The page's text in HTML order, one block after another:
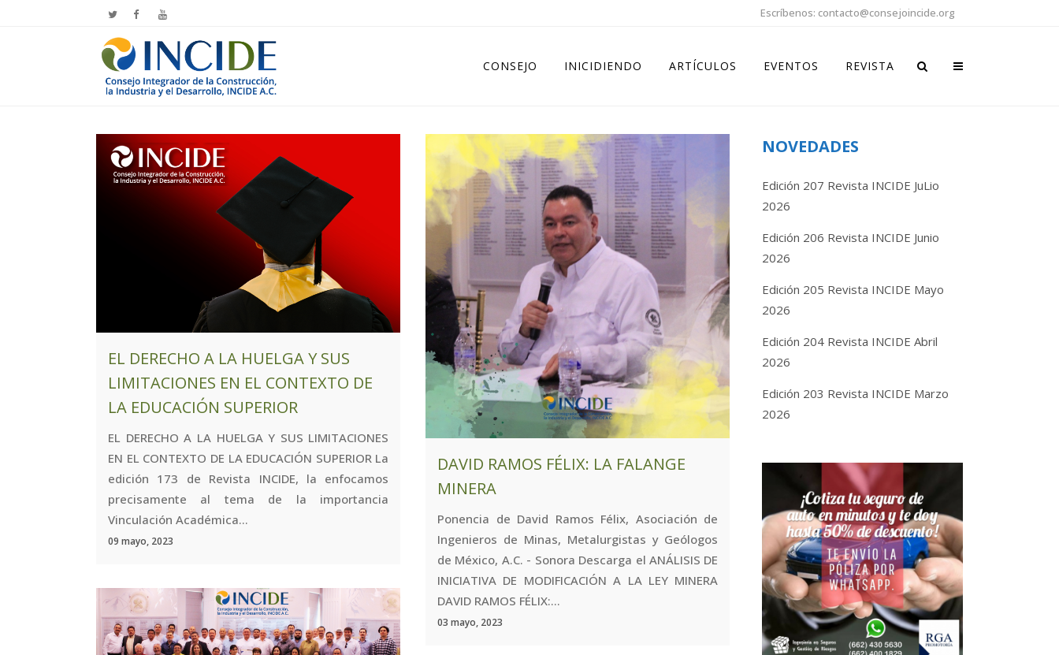
Escríbenos: contacto@consejoincide.org
CONSEJO INICIDIENDO ARTÍCULOS EVENTOS REVISTA
EL DERECHO A LA HUELGA Y SUS
LIMITACIONES EN EL CONTEXTO DE
LA EDUCACIÓN SUPERIOR
EL DERECHO A LA HUELGA Y SUS LIMITACIONES
EN EL CONTEXTO DE LA EDUCACIÓN SUPERIOR La
edición 173 de Revista INCIDE, la enfocamos
precisamente al tema de la importancia
Vinculación Académica...
09 mayo, 2023
DAVID RAMOS FÉLIX: LA FALANGE
MINERA
Ponencia de David Ramos Félix, Asociación de
Ingenieros de Minas, Metalurgistas y Geólogos
de México, A.C. - Sonora Descarga el ANÁLISIS DE
INICIATIVA DE MODIFICACIÓN A LA LEY MINERA
DAVID RAMOS FÉLIX:...
03 mayo, 2023
NOVEDADES
Edición 207 Revista INCIDE JuLio
2026
Edición 206 Revista INCIDE Junio
2026
Edición 205 Revista INCIDE Mayo
2026
Edición 204 Revista INCIDE Abril
2026
Edición 203 Revista INCIDE Marzo
2026